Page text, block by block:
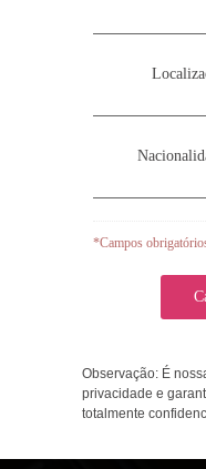
*Campos
Observação: É
privacidade e
totalmente
*Campos
Observação: É
privacidade e
totalmente